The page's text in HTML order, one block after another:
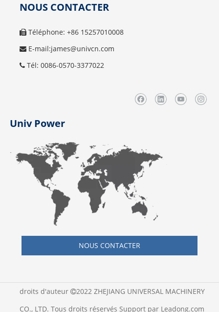
NOUS CONTACTER
 Téléphone: +86 15257010008
 E-mail:james@univcn.com
 Tél: 0086-0570-3377022
Univ Power
NOUS CONTACTER
droits d'auteur 2022 ZHEJIANG UNIVERSAL MACHINERY
CO., LTD. Tous droits réservés Support par Leadong.com